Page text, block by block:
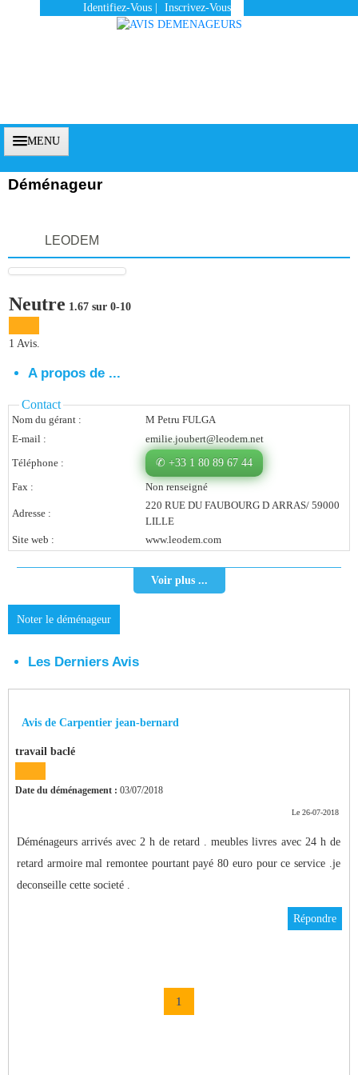
Identifiez-Vous Inscrivez-Vous
MENU
Vous Êtes Un Client
Qui Sommes-Nous ?
Pourquoi Nous Faire Confiance ?
Vous Êtes Une Société
Comment Ça Marche ?
Quels Bénéfices Pour Ma Société ?
Témoignages Adhérents
Comment S’inscrire ?
Donnez Votre Avis
Déménageur
LEODEM
Neutre 1.67 sur 0-10
1 Avis.
A propos de ...
Contact
Nom du gérant :
M Petru FULGA
E-mail :
emilie.joubert@leodem.net
Téléphone :
✆ +33 1 80 89 67 44
Fax :
Non renseigné
Adresse :
220 RUE DU FAUBOURG D ARRAS/ 59000
LILLE
Site web :
www.leodem.com
Voir plus ...
Noter le déménageur
Les Derniers Avis
Avis de Carpentier jean-bernard
travail baclé
Date du déménagement : 03/07/2018
Le 26-07-2018
Déménageurs arrivés avec 2 h de retard . meubles livres avec 24 h de
retard armoire mal remontee pourtant payé 80 euro pour ce service .je
deconseille cette societé .
Répondre
1